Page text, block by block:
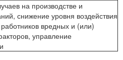
на производстве и
снижение уровня воздействия
вредных и (или)
управление